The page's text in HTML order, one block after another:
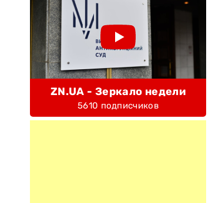
ZN.UA - Зеркало недели
5610 подписчиков